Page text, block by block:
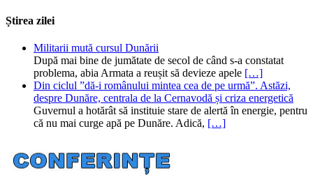
Știrea zilei
Militarii mută cursul Dunării
După mai bine de jumătate de secol de când s-a constatat
problema, abia Armata a reușit să devieze apele […]
Din ciclul ”dă-i românului mintea cea de pe urmă”. Astăzi,
despre Dunăre, centrala de la Cernavodă și criza energetică
Guvernul a hotărât să instituie stare de alertă în energie, pentru
că nu mai curge apă pe Dunăre. Adică, […]